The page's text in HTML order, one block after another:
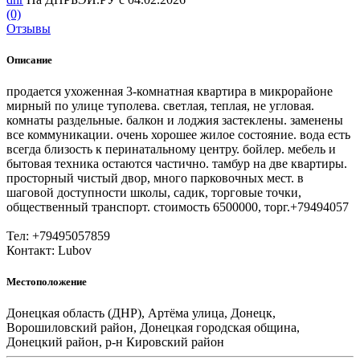
(0)
Отзывы
Описание
продается ухоженная 3-комнатная квартира в микрорайоне
мирный по улице туполева. светлая, теплая, не угловая.
комнаты раздельные. балкон и лоджия застеклены. заменены
все коммуникации. очень хорошее жилое состояние. вода есть
всегда близость к перинатальному центру. бойлер. мебель и
бытовая техника остаются частично. тамбур на две квартиры.
просторный чистый двор, много парковочных мест. в
шаговой доступности школы, садик, торговые точки,
общественный транспорт. стоимость 6500000, торг.+79494057
Тел: +79495057859
Контакт: Lubov
Местоположение
Донецкая область (ДНР), Артёма улица, Донецк,
Ворошиловский район, Донецкая городская община,
Донецкий район, р-н Кировский район